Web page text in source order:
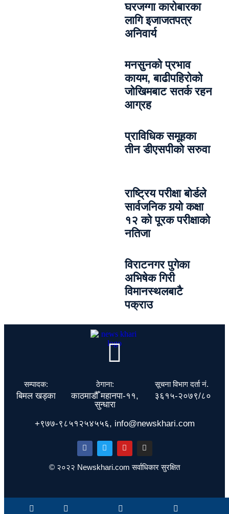
घरजग्गा कारोबारका
लागि इजाजतपत्र
अनिवार्य
मनसुनको प्रभाव
कायम, बाढीपहिरोको
जोखिमबाट सतर्क रहन
आग्रह
प्राविधिक समूहका
तीन डीएसपीको सरुवा
राष्ट्रिय परीक्षा बोर्डले
सार्वजनिक गर्‍यो कक्षा
१२ को पूरक परीक्षाको
नतिजा
विराटनगर पुगेका
अभिषेक गिरी
विमानस्थलबाटै
पक्राउ
सम्पादक:
बिमल खड्का
ठेगाना:
काठमाडौँ महानपा-११,
सुन्धारा
सूचना विभाग दर्ता नं.
३६१५-२०७९/८०
+९७७-९८५१२५४५५६, info@newskhari.com
© २०२२ Newskhari.com सर्वाधिकार सुरक्षित